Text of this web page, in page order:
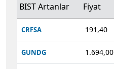
BIST Artanlar Fiyat
CRFSA 191,40
GUNDG 1.694,00